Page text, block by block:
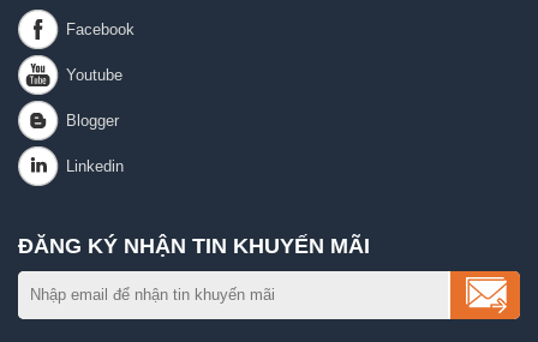
ĐĂNG KÝ NHẬN TIN KHUYẾN MÃI